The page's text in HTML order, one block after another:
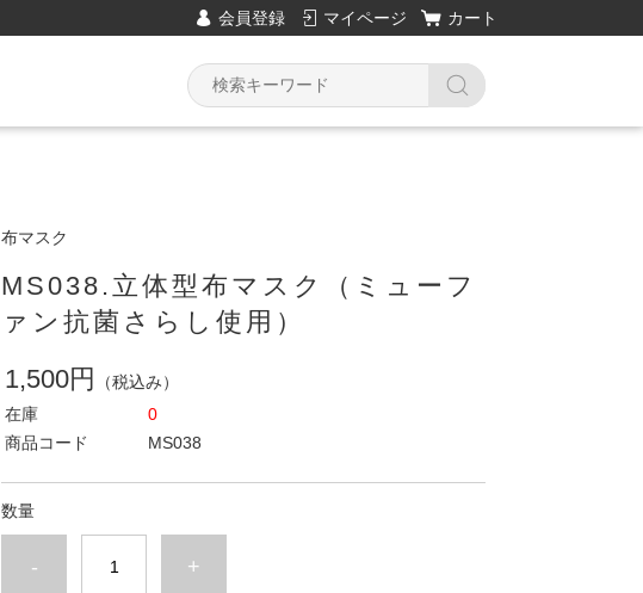
会員登録 マイページ カート
布マスク
MS038.立体型布マスク（ミューフ
ァン抗菌さらし使用）
1,500円
（税込み）
在庫
0
商品コード
MS038
数量
- +